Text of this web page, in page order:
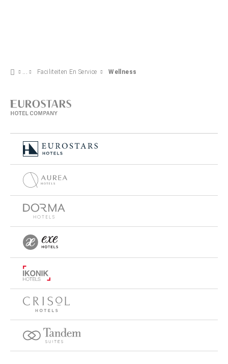
Faciliteiten En Service Wellness